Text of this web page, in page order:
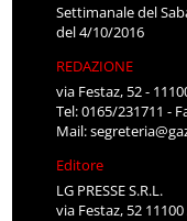
Settimanale del
del 4/10/2016
REDAZIONE
via Festaz, 52 -
Tel: 0165/231711 -
Mail:
Editore
LG PRESSE S.R.L.
via Festaz, 52 11100